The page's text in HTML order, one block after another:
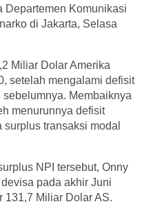
Departemen Komunikasi
di Jakarta, Selasa
Miliar Dolar Amerika
setelah mengalami defisit
Membaiknya
menurunnya defisit
transaksi modal
NPI tersebut, Onny
pada akhir Juni
131,7 Miliar Dolar AS.